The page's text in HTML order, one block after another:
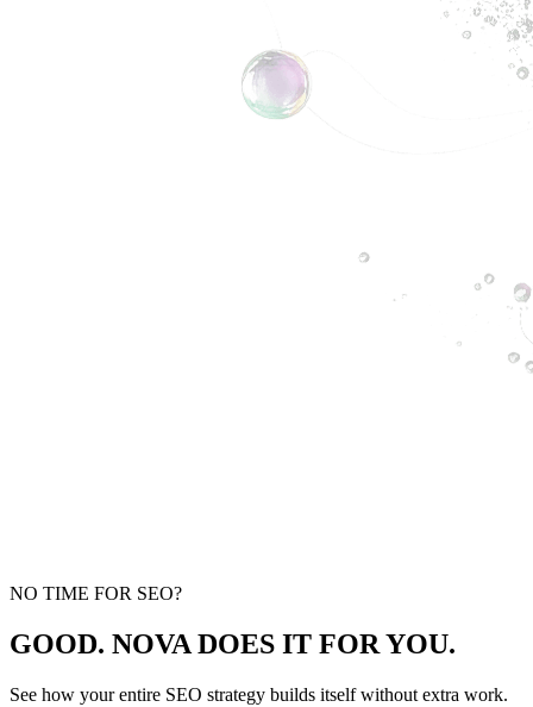
NO TIME FOR SEO?
GOOD. NOVA DOES IT FOR YOU.
See how your entire SEO strategy builds itself without extra work.